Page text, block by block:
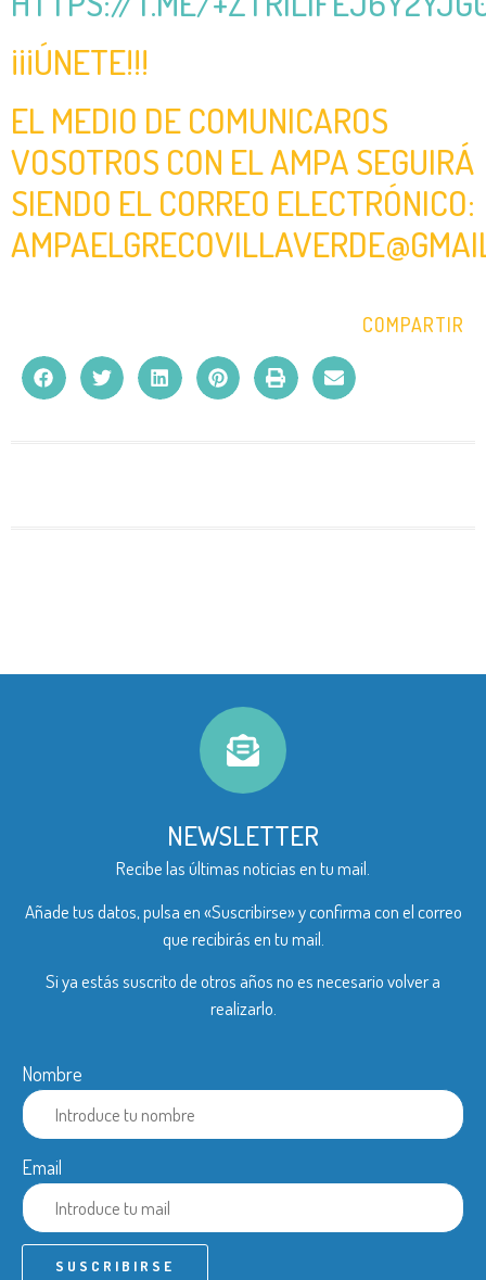
¡¡¡ÚNETE!!!
EL MEDIO DE COMUNICAROS
VOSOTROS CON EL AMPA SEGUIRÁ
SIENDO EL CORREO ELECTRÓNICO:
COMPARTIR
NEWSLETTER
Recibe las últimas noticias en tu mail.
Añade tus datos, pulsa en «Suscribirse» y confirma con el correo
que recibirás en tu mail.
Si ya estás suscrito de otros años no es necesario volver a
realizarlo.
Nombre
Email